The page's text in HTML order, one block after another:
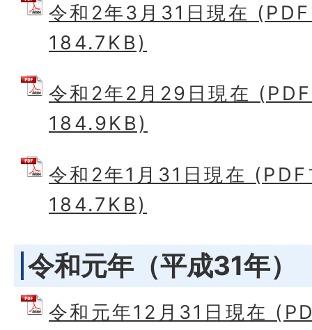
令和2年3月31日現在
184.7KB)
令和2年2月29日現在
184.9KB)
令和2年1月31日現在
184.7KB)
令和元年（平成31年）
令和元年12月31日現在